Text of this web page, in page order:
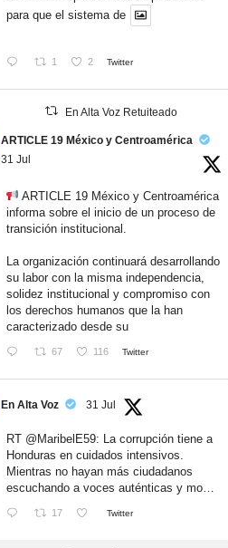
para que el sistema de
1 2 Twitter
En Alta Voz Retuiteado
ARTICLE 19 México y Centroamérica
31 Jul
ARTICLE 19 México y Centroamérica
informa sobre el inicio de un proceso de
transición institucional.
La organización continuará desarrollando
su labor con la misma independencia,
solidez institucional y compromiso con
los derechos humanos que la han
caracterizado desde su
67 116 Twitter
En Alta Voz 31 Jul
RT @MaribelE59: La corrupción tiene a
Honduras en cuidados intensivos.
Mientras no hayan más ciudadanos
escuchando a voces auténticas y mo…
17 Twitter